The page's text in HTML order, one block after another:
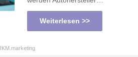
Weiterlesen >>